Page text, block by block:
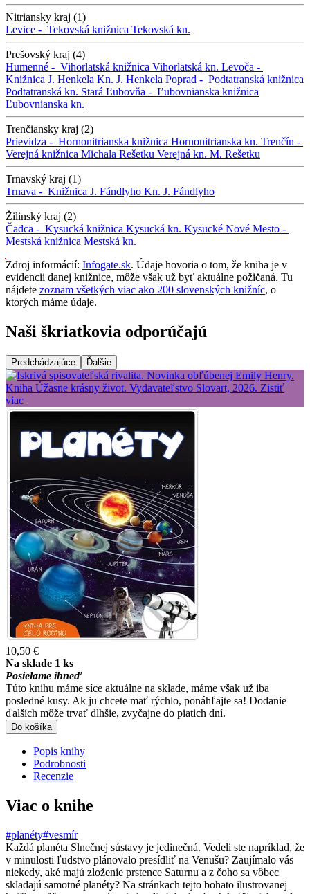
Nitriansky kraj (1)
Levice - Tekovská knižnica Tekovská kn.
Prešovský kraj (4)
Humenné - Vihorlatská knižnica Vihorlatská kn. Levoča -
Knižnica J. Henkela Kn. J. Henkela Poprad - Podtatranská knižnica
Podtatranská kn. Stará Ľubovňa - Ľubovnianska knižnica
Ľubovnianska kn.
Trenčiansky kraj (2)
Prievidza - Hornonitrianska knižnica Hornonitrianska kn. Trenčín -
Verejná knižnica Michala Rešetku Verejná kn. M. Rešetku
Trnavský kraj (1)
Trnava - Knižnica J. Fándlyho Kn. J. Fándlyho
Žilinský kraj (2)
Čadca - Kysucká knižnica Kysucká kn. Kysucké Nové Mesto -
Mestská knižnica Mestská kn.
Zdroj informácií: Infogate.sk. Údaje hovoria o tom, že kniha je v
evidencii danej knižnice, môže však už byť aktuálne požičaná. Tu
nájdete zoznam všetkých viac ako 200 slovenských knižníc, o
ktorých máme údaje.
Naši škriatkovia odporúčajú
Predchádzajúce Ďalšie
10,50 €
Na sklade 1 ks
Posielame ihneď
Túto knihu máme síce aktuálne na sklade, máme však už iba
posledné kusy. Ak ju chcete mať rýchlo, ponáhľajte sa! Dodanie
ďalších môže trvať dlhšie, zvyčajne do piatich dní.
Do košíka
Popis knihy
Podrobnosti
Recenzie
Viac o knihe
#planéty#vesmír
Každá planéta Slnečnej sústavy je jedinečná. Vedeli ste napríklad, že
v minulosti ľudstvo plánovalo presídliť na Venušu? Zaujímalo vás
niekedy, aké majú zloženie prstence Saturnu a z čoho sa vôbec
skladajú samotné planéty? Na stránkach tejto bohato ilustrovanej